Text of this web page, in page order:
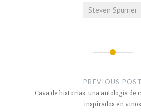
Steven Spurrier
entradas
PREVIOUS POST
Cava de historias, una antología de
inspirados en vinos